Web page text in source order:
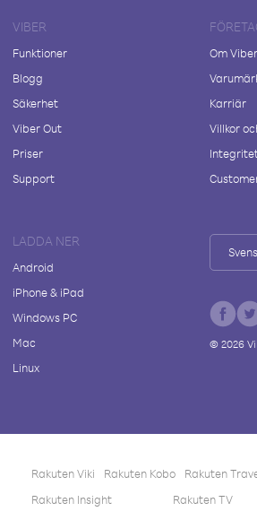
VIBER
Funktioner
Blogg
Säkerhet
Viber Out
Priser
Support
Om Viber
Karriär
Villkor
LADDA NER
Android
iPhone & iPad
Windows PC
Mac
Linux
© 2026
Rakuten Viki Rakuten Kobo Rakuten
Rakuten Insight
Rakuten TV